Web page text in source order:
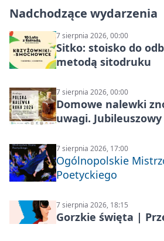
Nadchodzące wydarzenia
7 sierpnia 2026, 00:00
Sitko: stoisko do
metodą sitodruku
7 sierpnia 2026, 00:00
Domowe nalewki
uwagi.
7 sierpnia 2026, 17:00
Ogólnopolskie
Poetyckiego
7 sierpnia 2026, 18:15
Gorzkie święta |